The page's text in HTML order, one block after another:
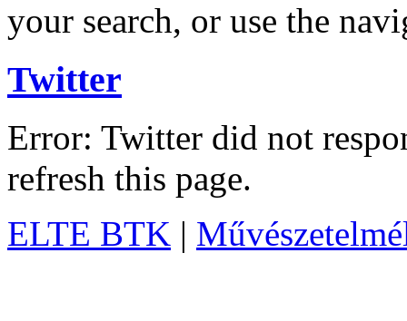
your search, or use the
Twitter
Error: Twitter did not
refresh this page.
ELTE BTK |